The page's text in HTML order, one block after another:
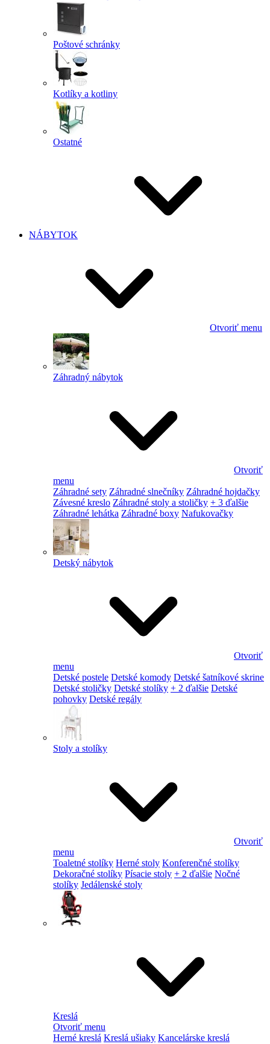
Poštové schránky
Kotlíky a kotliny
Ostatné
NÁBYTOK
Otvoriť menu
Záhradný nábytok
Otvoriť
menu
Záhradné sety Záhradné slnečníky Záhradné hojdačky
Závesné kreslo Záhradné stoly a stoličky + 3 ďalšie
Záhradné lehátka Záhradné boxy Nafukovačky
Detský nábytok
Otvoriť
menu
Detské postele Detské komody Detské šatníkové skrine
Detské stoličky Detské stolíky + 2 ďalšie Detské
pohovky Detské regály
Stoly a stolíky
Otvoriť
menu
Toaletné stolíky Herné stoly Konferenčné stolíky
Dekoračné stolíky Písacie stoly + 2 ďalšie Nočné
stolíky Jedálenské stoly
Kreslá
Otvoriť menu
Herné kreslá Kreslá ušiaky Kancelárske kreslá